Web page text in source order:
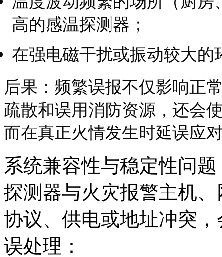
高的感温探测器；
在强电磁干扰或振动较大
后果：频繁误报不仅影响正
疏散和误用消防资源，还会
而在真正火情发生时延误应
系统兼容性与稳定性问题
探测器与火灾报警主机
协议、供电或地址冲突
误处理：